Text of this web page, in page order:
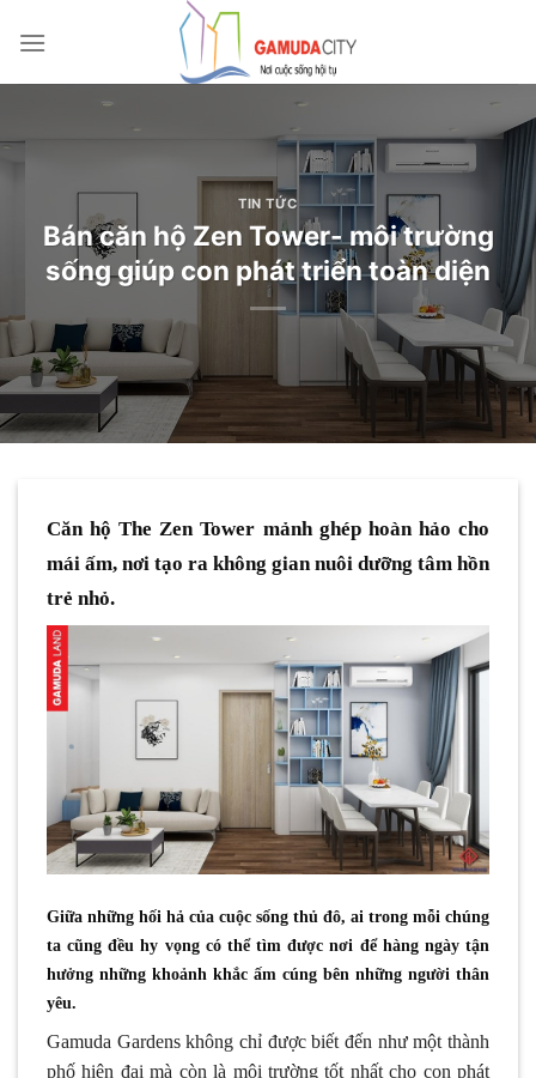
qua
TIN TỨC
Bán căn hộ Zen Tower- môi trường
sống giúp con phát triển toàn diện
Căn hộ The Zen Tower mảnh ghép hoàn hảo cho
mái ấm, nơi tạo ra không gian nuôi dưỡng tâm hồn
trẻ nhỏ.
Giữa những hối hả của cuộc sống thủ đô, ai trong mỗi chúng
ta cũng đều hy vọng có thể tìm được nơi để hàng ngày tận
hưởng những khoảnh khắc ấm cúng bên những người thân
yêu.
Gamuda Gardens không chỉ được biết đến như một thành
phố hiện đại mà còn là môi trường tốt nhất cho con phát